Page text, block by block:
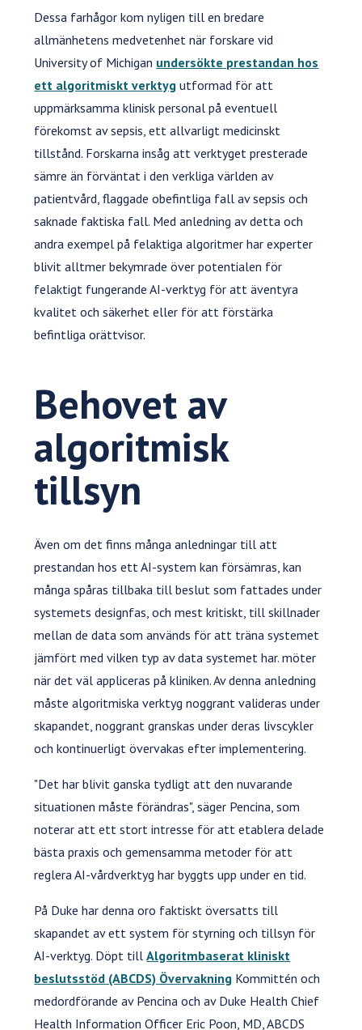
Dessa farhågor kom nyligen till en bredare
allmänhetens medvetenhet när forskare vid
University of Michigan undersökte prestandan hos
ett algoritmiskt verktyg utformad för att
uppmärksamma klinisk personal på eventuell
förekomst av sepsis, ett allvarligt medicinskt
tillstånd. Forskarna insåg att verktyget presterade
sämre än förväntat i den verkliga världen av
patientvård, flaggade obefintliga fall av sepsis och
saknade faktiska fall. Med anledning av detta och
andra exempel på felaktiga algoritmer har experter
blivit alltmer bekymrade över potentialen för
felaktigt fungerande AI-verktyg för att äventyra
kvalitet och säkerhet eller för att förstärka
befintliga orättvisor.
Behovet av
algoritmisk
tillsyn
Även om det finns många anledningar till att
prestandan hos ett AI-system kan försämras, kan
många spåras tillbaka till beslut som fattades under
systemets designfas, och mest kritiskt, till skillnader
mellan de data som används för att träna systemet
jämfört med vilken typ av data systemet har. möter
när det väl appliceras på kliniken. Av denna anledning
måste algoritmiska verktyg noggrant valideras under
skapandet, noggrant granskas under deras livscykler
och kontinuerligt övervakas efter implementering.
"Det har blivit ganska tydligt att den nuvarande
situationen måste förändras", säger Pencina, som
noterar att ett stort intresse för att etablera delade
bästa praxis och gemensamma metoder för att
reglera AI-vårdverktyg har byggts upp under en tid.
På Duke har denna oro faktiskt översatts till
skapandet av ett system för styrning och tillsyn för
AI-verktyg. Döpt tillAlgoritmbaserat kliniskt
beslutsstöd (ABCDS) Övervakning Kommittén och
medordförande av Pencina och av Duke Health Chief
Health Information Officer Eric Poon, MD, ABCDS